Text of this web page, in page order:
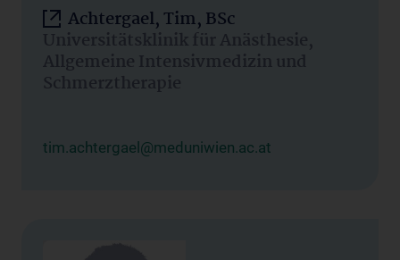
Achtergael, Tim, BSc
Universitätsklinik für Anästhesie,
Allgemeine Intensivmedizin und
Schmerztherapie
tim.achtergael@meduniwien.ac.at